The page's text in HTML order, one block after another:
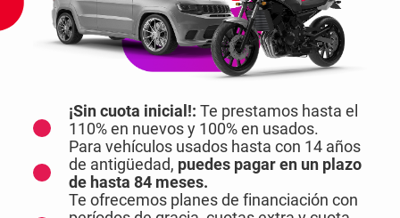
¡Sin cuota inicial!: Te prestamos hasta el
110% en nuevos y 100% en usados.
Para vehículos usados hasta con 14 años
de antigüedad, puedes pagar en un plazo
de hasta 84 meses.
Te ofrecemos planes de financiación con